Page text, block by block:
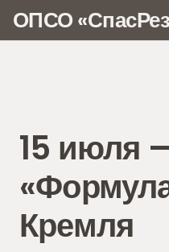
ОПСО
15 июля
Кремля